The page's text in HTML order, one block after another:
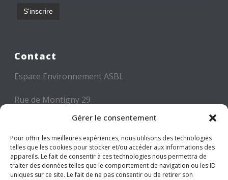
Gérer le consentement
Pour offrir les meilleures expériences, nous utilisons des technologies
telles que les cookies pour stocker et/ou accéder aux informations des
appareils. Le fait de consentir à ces technologies nous permettra de
traiter des données telles que le comportement de navigation ou les ID
uniques sur ce site. Le fait de ne pas consentir ou de retirer son
Contact
Espace Environnement ASBL
Rue de Montigny 29
6000 CHARLEROI
Tél: +32 71 300 300
Mail: info@espace-environnement.be
TVA BE 0416.116.340